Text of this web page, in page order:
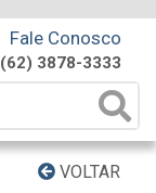
Fale Conosco
(62) 3878-3333
VOLTAR